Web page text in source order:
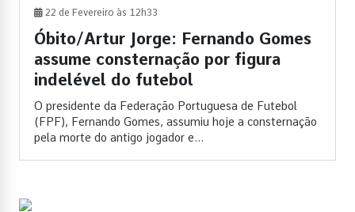
22 de Fevereiro às 12h33
Óbito/Artur Jorge: Fernando Gomes
assume consternação por figura
indelével do futebol
O presidente da Federação Portuguesa de Futebol
(FPF), Fernando Gomes, assumiu hoje a consternação
pela morte do antigo jogador e...